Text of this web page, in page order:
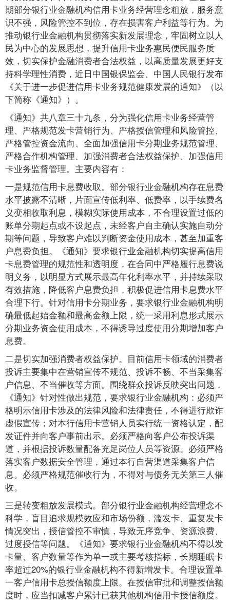
期部分银行业金融机构信用卡业务经营理念粗放，服务意
识不强，风险管控不到位，存在损害客户利益等行为。为
推动银行业金融机构贯彻落实新发展理念，牢固树立以人
民为中心的发展思想，提升信用卡业务惠民便民服务质
效，切实保护金融消费者合法权益，以高质量发展更好支
持科学理性消费，近日中国银保监会、中国人民银行发布
《关于进一步促进信用卡业务规范健康发展的通知》（以
下简称《通知》）。
《通知》共八章三十九条，分为强化信用卡业务经营管
理、严格规范发卡营销行为、严格授信管理和风险管控、
严格管控资金流向、全面加强信用卡分期业务规范管理、
严格合作机构管理、加强消费者合法权益保护、加强信用
卡业务监督管理。主要内容有：
一是规范信用卡息费收取。部分银行业金融机构存在息费
水平披露不清晰，片面宣传低利率、低费率，以手续费名
义变相收取利息，模糊实际使用成本，不合理设置过低的
账单分期起点或不设起点，未经客户自主确认实施自动分
期等问题，导致客户难以判断资金使用成本，甚至加重客
户息费负担。《通知》要求银行业金融机构切实提高信用
卡息费管理的规范性和透明度，在合同中严格履行息费说
明义务，以明显方式展示最高年化利率水平，并持续采取
有效措施，降低客户息费负担，积极促进信用卡息费水平
合理下行。针对信用卡分期业务，要求银行业金融机构明
确最低起始金额和最高金额上限，统一采用利息形式展示
分期业务资金使用成本，不得诱导过度使用分期增加客户
息费。
二是切实加强消费者权益保护。目前信用卡领域的消费者
投诉主要集中在营销宣传不规范、投诉不畅、不当采集客
户信息、不当催收等方面。围绕群众投诉反映突出问题，
《通知》针对性做出规范，要求银行业金融机构：必须严
格明示信用卡涉及的法律风险和法律责任，不得进行欺诈
虚假宣传；对本行信用卡营销人员实行统一资格认定，配
发证件并向客户事前出示。必须严格向客户公布投诉渠
道，并根据投诉数量配备充足岗位人员等资源。必须严格
落实客户数据安全管理，通过本行自营渠道采集客户信
息。必须严格规范催收行为，不得对与债务无关第三人催
收。
三是转变粗放发展模式。部分银行业金融机构经营理念不
科学，盲目追求规模效应和市场份额，滥发卡、重复发卡
情况突出，授信管控不审慎，导致无序竞争、资源浪费、
过度授信等问题。《通知》要求银行业金融机构不得以发
卡量、客户数量等作为单一或主要考核指标，长期睡眠卡
率超过20%的银行业金融机构不得新增发卡。合理设置单
一客户信用卡总授信额度上限。在授信审批和调整授信额
度时，应当扣减客户累计已获其他机构信用卡授信额度。